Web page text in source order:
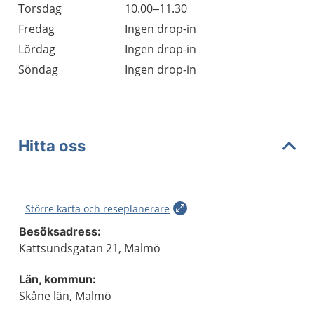
Torsdag
10.00–11.30
Fredag
Ingen drop-in
Lördag
Ingen drop-in
Söndag
Ingen drop-in
Hitta oss
Större karta och reseplanerare
Besöksadress:
Kattsundsgatan 21, Malmö
Län, kommun:
Skåne län, Malmö